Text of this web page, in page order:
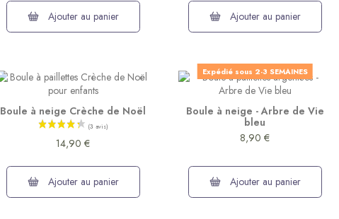
(1 avis)
Ajouter au panier
Ajouter au panier
Boule à neige Crèche de Noël
14,90 €
Ajouter au panier
Expédié sous 2-3 SEMAINES
Boule à neige - Arbre de Vie
bleu
8,90 €
Ajouter au panier